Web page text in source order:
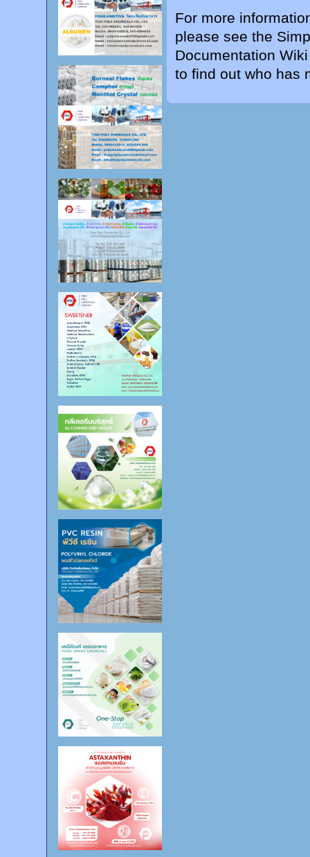
For more
please see the
Documentation Wiki
to find out who has